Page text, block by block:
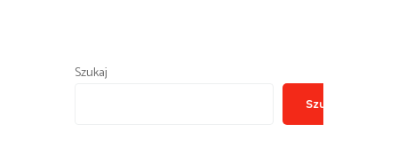
Szukaj
Szukaj